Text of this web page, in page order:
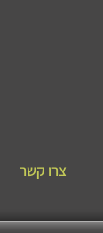
צרו קשר